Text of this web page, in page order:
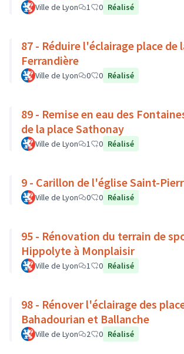
Ville de Lyon 1 0 Réalisé
87 - Réduire l'éclairage place de
Ferrandière
Ville de Lyon 0 0 Réalisé
89 - Remise en eau des
de la place Sathonay
Ville de Lyon 1 0 Réalisé
9 - Carillon de l'église Saint-
Ville de Lyon 0 0 Réalisé
95 - Rénovation du terrain de
Hippolyte à Monplaisir
Ville de Lyon 1 0 Réalisé
98 - Rénover l'éclairage des
Bahadourian et Ballanche
Ville de Lyon 2 0 Réalisé